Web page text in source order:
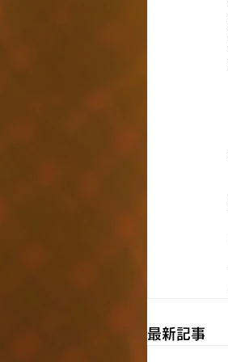
最新記事